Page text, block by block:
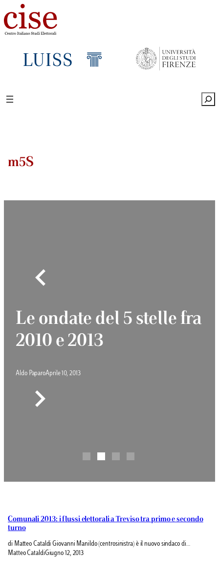
m5S
Le ondate del 5 stelle fra
2010 e 2013
Aldo PaparoAprile 10, 2013
Comunali 2013: i flussi elettorali a Treviso tra primo e secondo
turno
di Matteo Cataldi Giovanni Manildo (centrosinistra) è il nuovo sindaco di…
Matteo CataldiGiugno 12, 2013